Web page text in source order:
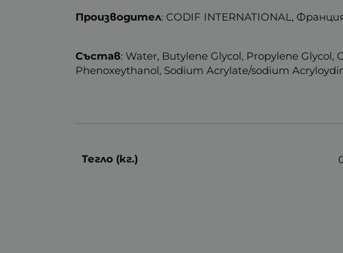
Производител: CODIF INTERNATIONAL,
Състав: Water, Butylene Glycol, Propylene Glycol,
Phenoxeythanol, Sodium Acrylate/sodium
Тегло (кг.)